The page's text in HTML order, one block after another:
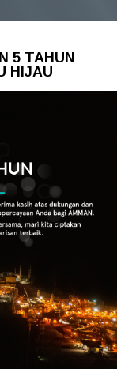
5 TAHUN
HIJAU